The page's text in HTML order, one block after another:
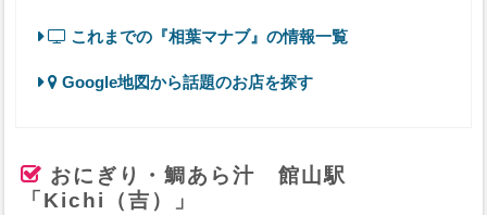
これまでの『相葉マナブ』の情報一覧
Google地図から話題のお店を探す
おにぎり・鯛あら汁 館山駅
「Kichi（吉）」